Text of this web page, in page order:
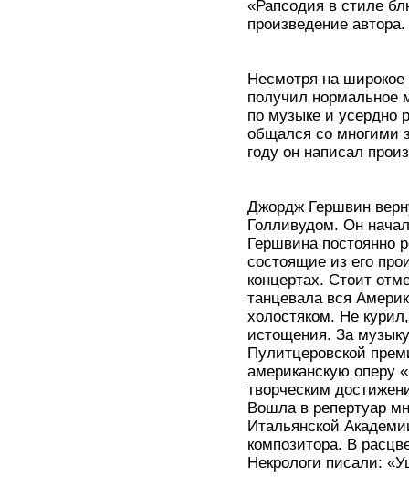
«Рапсодия в стиле
произведение автора.
Несмотря на широкое
получил нормальное
по музыке и усердно
общался со многими
году он написал
Джордж Гершвин
Голливудом. Он
Гершвина постоянно
состоящие из его
концертах. Стоит
танцевала вся
холостяком. Не
истощения. За
Пулитцеровской
американскую оперу
творческим
Вошла в репертуар
Итальянской
композитора. В
Некрологи писали: